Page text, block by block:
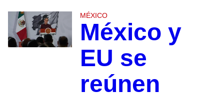
MÉXICO
México y
EU se
reúnen